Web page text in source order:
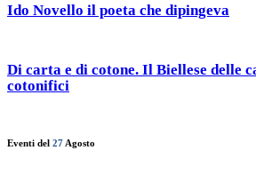
Ido Novello il poeta che dipingeva
Di carta e di cotone. Il Biellese delle
cotonifici
Eventi del 27 Agosto